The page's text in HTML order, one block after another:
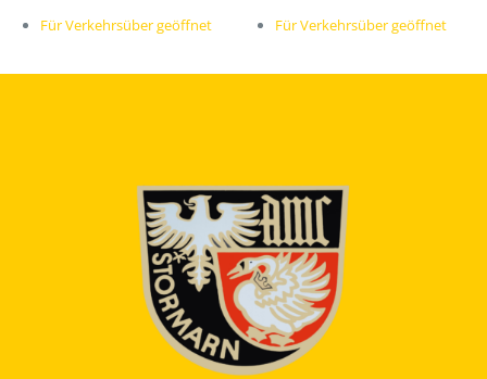
Für Verkehrsüber geöffnet Für Verkehrsüber geöffnet